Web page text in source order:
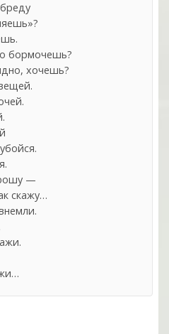
бормочешь?
хочешь?
—
скажу…